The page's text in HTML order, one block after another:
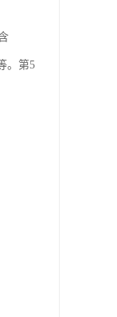
。第5